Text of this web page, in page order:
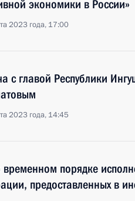
экономики в России»
2023 года, 17:00
с главой Республики
2023 года, 14:45
временном порядке
предоставленных в